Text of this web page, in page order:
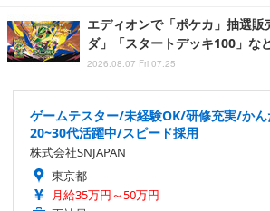
エディオンで「ポケカ」抽選
ダ」「スタートデッキ100」な
2026.08.07 Fri 07:25
ゲームテスター/未経験OK/研修充実/か
20~30代活躍中/スピード採用
株式会社SNJAPAN
東京都
月給35万円～50万円